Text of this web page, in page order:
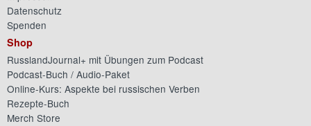
Datenschutz
Spenden
Shop
RusslandJournal+ mit Übungen zum Podcast
Podcast-Buch / Audio-Paket
Online-Kurs: Aspekte bei russischen Verben
Rezepte-Buch
Merch Store